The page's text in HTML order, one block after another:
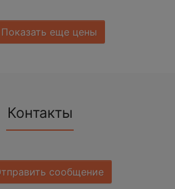
Показать еще цены
Контакты
сообщение